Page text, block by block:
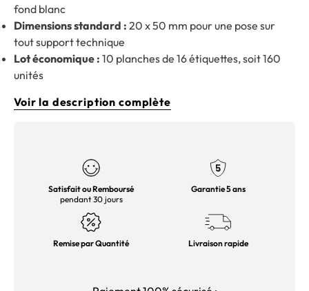
fond blanc
Dimensions standard : 20 x 50 mm pour une pose sur
tout support technique
Lot économique : 10 planches de 16 étiquettes, soit 160
unités
Voir la description complète
Satisfait ou Remboursé
pendant 30 jours
Garantie 5 ans
Remise par Quantité Livraison rapide